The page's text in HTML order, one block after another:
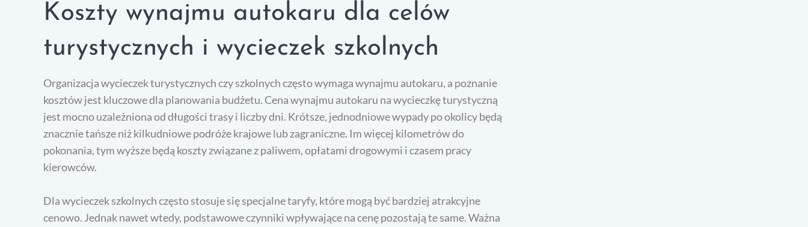
Koszty wynajmu autokaru dla celów
turystycznych i wycieczek szkolnych
Organizacja wycieczek turystycznych czy szkolnych często wymaga wynajmu autokaru, a poznanie
kosztów jest kluczowe dla planowania budżetu. Cena wynajmu autokaru na wycieczkę turystyczną
jest mocno uzależniona od długości trasy i liczby dni. Krótsze, jednodniowe wypady po okolicy będą
znacznie tańsze niż kilkudniowe podróże krajowe lub zagraniczne. Im więcej kilometrów do
pokonania, tym wyższe będą koszty związane z paliwem, opłatami drogowymi i czasem pracy
kierowców.
Dla wycieczek szkolnych często stosuje się specjalne taryfy, które mogą być bardziej atrakcyjne
cenowo. Jednak nawet wtedy, podstawowe czynniki wpływające na cenę pozostają te same. Ważna